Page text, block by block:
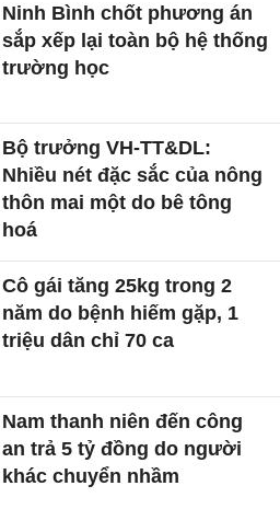
Ninh Bình chốt phương án
sắp xếp lại toàn bộ hệ thống
trường học
Bộ trưởng VH-TT&DL:
Nhiều nét đặc sắc của nông
thôn mai một do bê tông
hoá
Cô gái tăng 25kg trong 2
năm do bệnh hiếm gặp, 1
triệu dân chỉ 70 ca
Nam thanh niên đến công
an trả 5 tỷ đồng do người
khác chuyển nhầm